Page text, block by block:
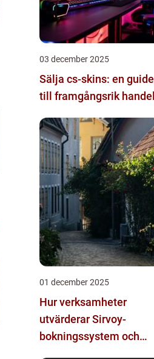
03 december 2025
Sälja cs-skins: en guide
till framgångsrik handel
01 december 2025
Hur verksamheter
utvärderar Sirvoy-
bokningssystem och